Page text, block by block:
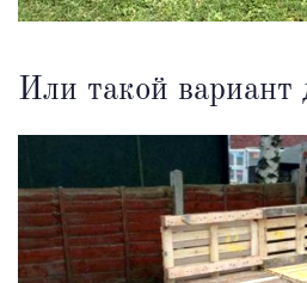
Или такой вариант